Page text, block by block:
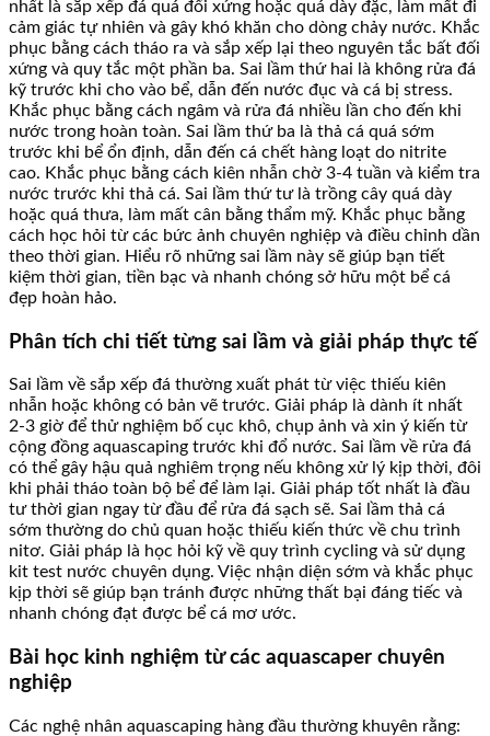
nhất là sắp xếp đá quá đối xứng hoặc quá dày đặc, làm mất đi
cảm giác tự nhiên và gây khó khăn cho dòng chảy nước. Khắc
phục bằng cách tháo ra và sắp xếp lại theo nguyên tắc bất đối
xứng và quy tắc một phần ba. Sai lầm thứ hai là không rửa đá
kỹ trước khi cho vào bể, dẫn đến nước đục và cá bị stress.
Khắc phục bằng cách ngâm và rửa đá nhiều lần cho đến khi
nước trong hoàn toàn. Sai lầm thứ ba là thả cá quá sớm
trước khi bể ổn định, dẫn đến cá chết hàng loạt do nitrite
cao. Khắc phục bằng cách kiên nhẫn chờ 3-4 tuần và kiểm tra
nước trước khi thả cá. Sai lầm thứ tư là trồng cây quá dày
hoặc quá thưa, làm mất cân bằng thẩm mỹ. Khắc phục bằng
cách học hỏi từ các bức ảnh chuyên nghiệp và điều chỉnh dần
theo thời gian. Hiểu rõ những sai lầm này sẽ giúp bạn tiết
kiệm thời gian, tiền bạc và nhanh chóng sở hữu một bể cá
đẹp hoàn hảo.
Phân tích chi tiết từng sai lầm và giải pháp thực tế
Sai lầm về sắp xếp đá thường xuất phát từ việc thiếu kiên
nhẫn hoặc không có bản vẽ trước. Giải pháp là dành ít nhất
2-3 giờ để thử nghiệm bố cục khô, chụp ảnh và xin ý kiến từ
cộng đồng aquascaping trước khi đổ nước. Sai lầm về rửa đá
có thể gây hậu quả nghiêm trọng nếu không xử lý kịp thời, đôi
khi phải tháo toàn bộ bể để làm lại. Giải pháp tốt nhất là đầu
tư thời gian ngay từ đầu để rửa đá sạch sẽ. Sai lầm thả cá
sớm thường do chủ quan hoặc thiếu kiến thức về chu trình
nitơ. Giải pháp là học hỏi kỹ về quy trình cycling và sử dụng
kit test nước chuyên dụng. Việc nhận diện sớm và khắc phục
kịp thời sẽ giúp bạn tránh được những thất bại đáng tiếc và
nhanh chóng đạt được bể cá mơ ước.
Bài học kinh nghiệm từ các aquascaper chuyên
nghiệp
Các nghệ nhân aquascaping hàng đầu thường khuyên rằng: